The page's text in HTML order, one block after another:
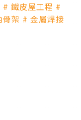
鐵皮屋工程 #
架 # 金屬焊接